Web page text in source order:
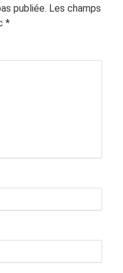
publiée. Les champs
*